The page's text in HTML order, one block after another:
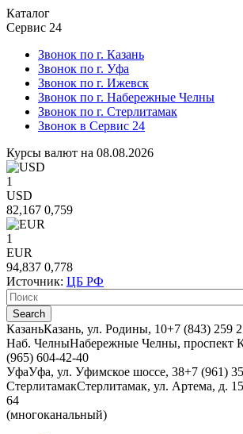
Каталог
Сервис 24
Звонок по г. Казань
Звонок по г. Уфа
Звонок по г. Ижевск
Звонок по г. Набережные Челны
Звонок по г. Стерлитамак
Звонок в Сервис 24
Курсы валют на 08.08.2026
1
USD
82,167 0,759
1
EUR
94,837 0,778
Источник: ЦБ РФ
КазаньКазань, ул. Родины, 10+7 (843) 259
Наб. ЧелныНабережные Челны, проспект
(965) 604-42-40
УфаУфа, ул. Уфимское шоссе, 38+7 (961)
СтерлитамакСтерлитамак, ул. Артема, д.
64
(многоканальный)